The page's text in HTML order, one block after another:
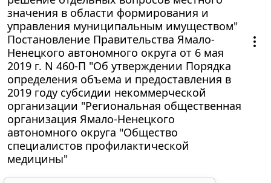
значения в области формирования и
управления муниципальным имуществом"
Постановление Правительства Ямало-
Ненецкого автономного округа от 6 мая
2019 г. N 460-П "Об утверждении Порядка
определения объема и предоставления в
2019 году субсидии некоммерческой
организации "Региональная общественная
организация Ямало-Ненецкого
автономного округа "Общество
специалистов профилактической
медицины"